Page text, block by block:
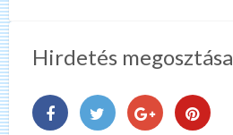
Hirdetés megosztása